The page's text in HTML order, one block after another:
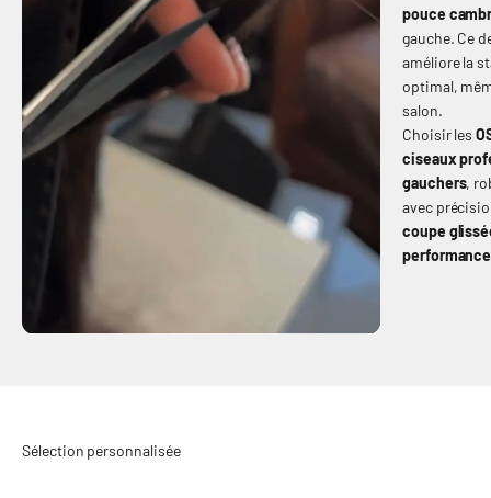
pouce
gauche. Ce
améliore la
optimal,
salon.
Choisir les
ciseaux
gauchers,
avec
coupe